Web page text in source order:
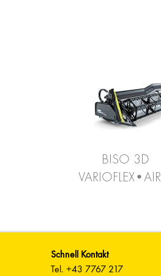
BISO 3D
Schnell Kontakt
Tel. +43 7767 217